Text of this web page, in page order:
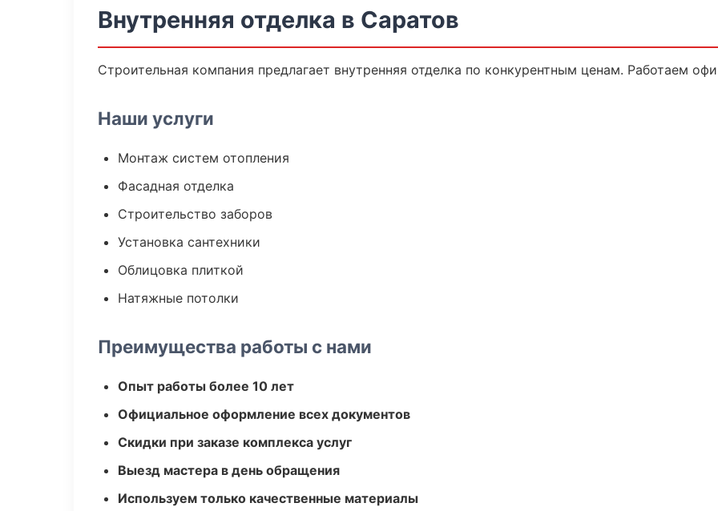
Внутренняя отделка в Саратов
Строительная компания предлагает внутренняя отделка по конкурентным ценам. Работаем
Наши услуги
Монтаж систем отопления
Фасадная отделка
Строительство заборов
Установка сантехники
Облицовка плиткой
Натяжные потолки
Преимущества работы с нами
Опыт работы более 10 лет
Официальное оформление всех документов
Скидки при заказе комплекса услуг
Выезд мастера в день обращения
Используем только качественные материалы